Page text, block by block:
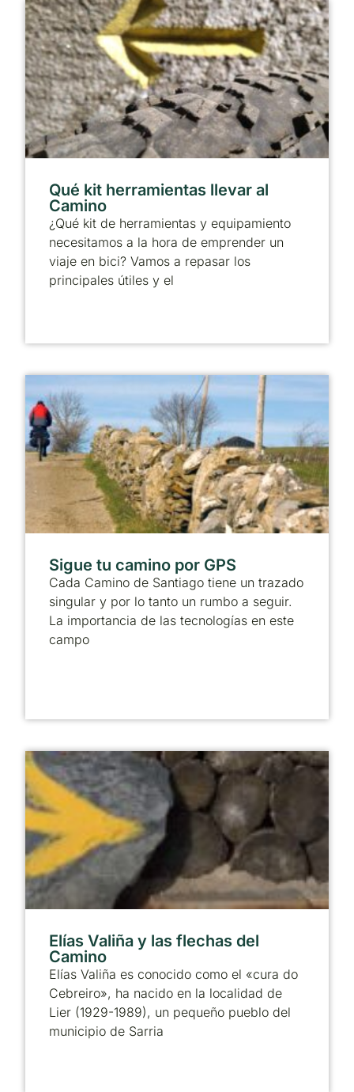
Qué kit herramientas llevar al
Camino
¿Qué kit de herramientas y equipamiento
necesitamos a la hora de emprender un
viaje en bici? Vamos a repasar los
principales útiles y el
Sigue tu camino por GPS
Cada Camino de Santiago tiene un trazado
singular y por lo tanto un rumbo a seguir.
La importancia de las tecnologías en este
campo
Elías Valiña y las flechas del
Camino
Elías Valiña es conocido como el «cura do
Cebreiro», ha nacido en la localidad de
Lier (1929-1989), un pequeño pueblo del
municipio de Sarria